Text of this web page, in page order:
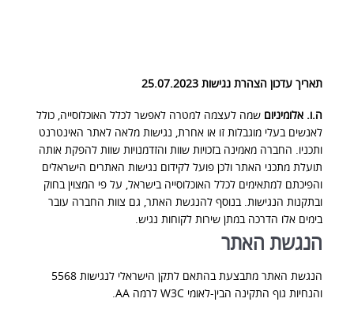
תאריך עדכון הצהרת נגישות 25.07.2023
ה.ו. אלומיניום שמה לעצמה למטרה לאפשר לכלל האוכלוסייה, כולל
לאנשים בעלי מוגבלות זו או אחרת, נגישות מלאה לאתר האינטרנט
ותכניו. החברה מאמינה בזכויות שוות והזדמנויות שוות להפקת אותה
תועלת מתכני האתר ולכן פועל לקידום נגישות האתרים הישראלים
והפיכתם למתאימים לכלל האוכלוסייה בישראל, על פי המצוין בחוק
ובתקנות הנגישות. בנוסף להנגשת האתר, גם צוות החברה עובר
בימים אלו הדרכה במתן שירות לקוחות נגיש.
הנגשת האתר
הנגשת האתר מתבצעת בהתאם לתקן הישראלי לנגישות 5568
והנחיות גוף התקינה הבין-לאומי W3C לרמה AA.